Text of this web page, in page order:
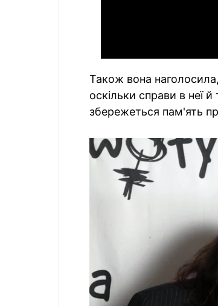
Також вона
оскільки справи в неї
збережеться пам'ять